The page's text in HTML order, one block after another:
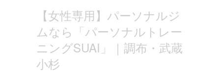
【女性専用】パーソナルジ
ムなら「パーソナルトレー
ニングSUAI」｜調布・武蔵
小杉